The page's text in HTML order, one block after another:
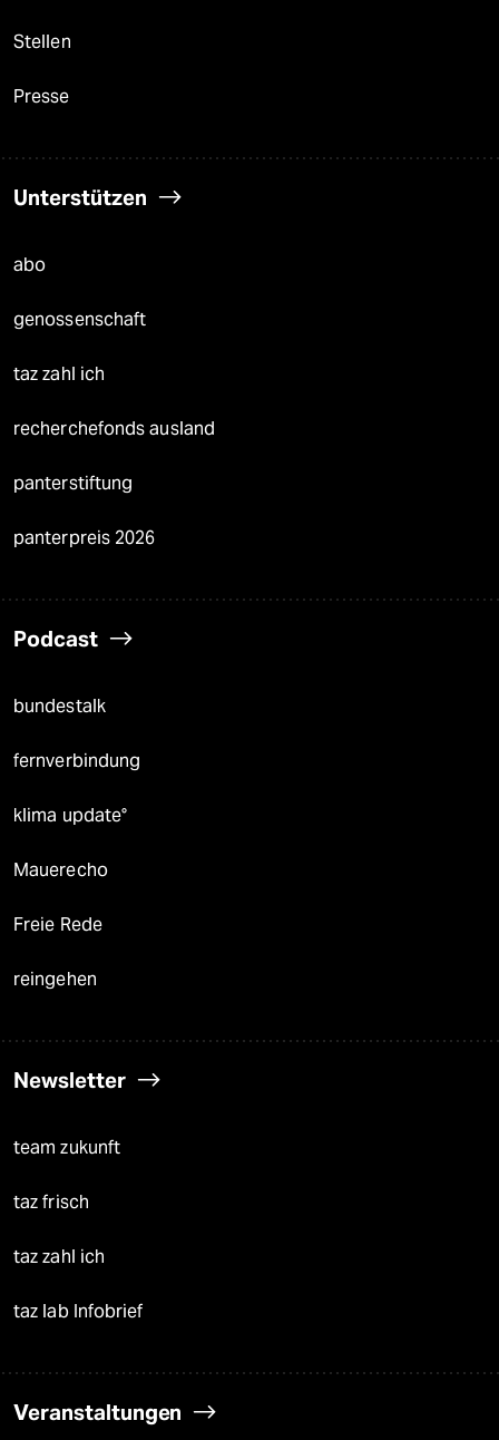
Stellen
Presse
Unterstützen
abo
genossenschaft
taz zahl ich
recherchefonds ausland
panterstiftung
panterpreis 2026
Podcast
bundestalk
fernverbindung
klima update°
Mauerecho
Freie Rede
reingehen
Newsletter
team zukunft
taz frisch
taz zahl ich
taz lab Infobrief
Veranstaltungen